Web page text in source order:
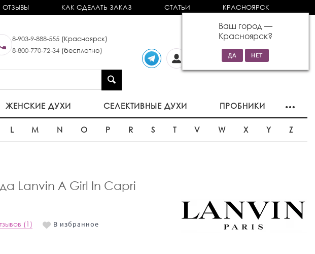
ОТЗЫВЫ КАК СДЕЛАТЬ ЗАКАЗ СТАТЬИ КРАСНОЯРСК
Ваш город —
Красноярск?
8-903-9-888-555 (Красноярск)
8-800-770-72-34 (бесплатно)
0 товаров
на сумму 0р
ЖЕНСКИЕ ДУХИ СЕЛЕКТИВНЫЕ ДУХИ ПРОБНИКИ
L M N O P R S T V W X Y Z
Lanvin A Girl In Capri
(1) В избранное